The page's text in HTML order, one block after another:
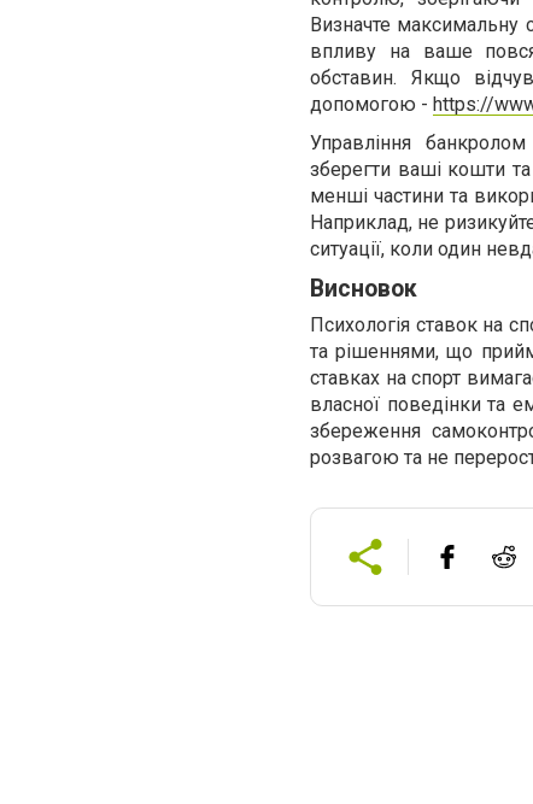
Визначте максимальну
впливу на ваше
обставин. Якщо
допомогою - https://
Управління
зберегти ваші кошти
менші частини та
Наприклад, не
ситуації, коли один
Висновок
Психологія ставок на
та рішеннями, що
ставках на спорт
власної поведінки та
збереження
розвагою та не